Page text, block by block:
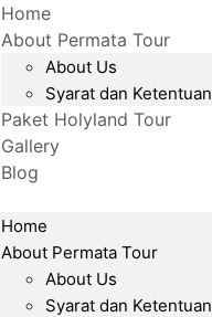
Home
About Permata Tour
About Us
Syarat dan Ketentuan
Paket Holyland Tour
Gallery
Blog
Home
About Permata Tour
About Us
Syarat dan Ketentuan